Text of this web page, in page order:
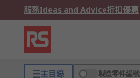
服務Ideas and Advice折扣優惠
主目錄 製造零件編號